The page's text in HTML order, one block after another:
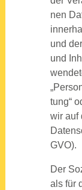
nen
und
und
tung“
wir auf
GVO).
Der
als für